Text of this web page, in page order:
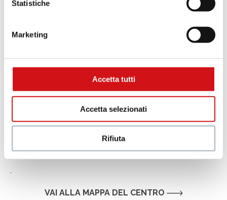
Statistiche
Marketing
Accetta tutti
Accetta selezionati
Rifiuta
B
.
VAI ALLA MAPPA DEL CENTRO